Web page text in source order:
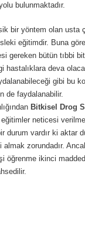
bulunmaktadır.
bir yöntem olan usta
eğitimdir. Buna
gereken bütün tıbbi
hastalıklara deva
gibi bu
de faydalanabilir.
Bitkisel Drog
neticesi
durum vardır ki aktar
zorundadır.
öğrenme ikinci